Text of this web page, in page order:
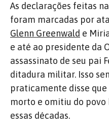
As declarações feitas
foram marcadas por
Glenn Greenwald e
e até ao presidente da
assassinato de seu pai
ditadura militar. Isso
praticamente disse
morto e omitiu do
essas décadas.